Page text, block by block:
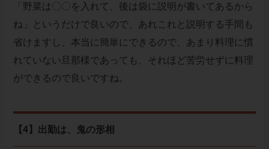
「野菜は〇〇を入れて、後は袋に説明が書いてあるから
ね」というだけで良いので、あれこれと説明する手間も
省けますし、本当に簡単にできるので、あまり料理に慣
れていない旦那様であっても、それほど苦労せずに料理
ができるので良いですね。
【4】出勤は、鬼の形相